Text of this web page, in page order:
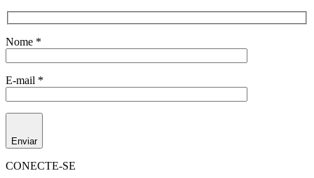
Nome *
E-mail *
Enviar
CONECTE-SE